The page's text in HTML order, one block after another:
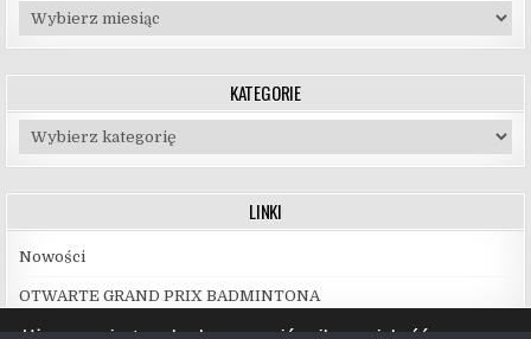
Archiwa
KATEGORIE
Kategorie
LINKI
Nowości
OTWARTE GRAND PRIX BADMINTONA